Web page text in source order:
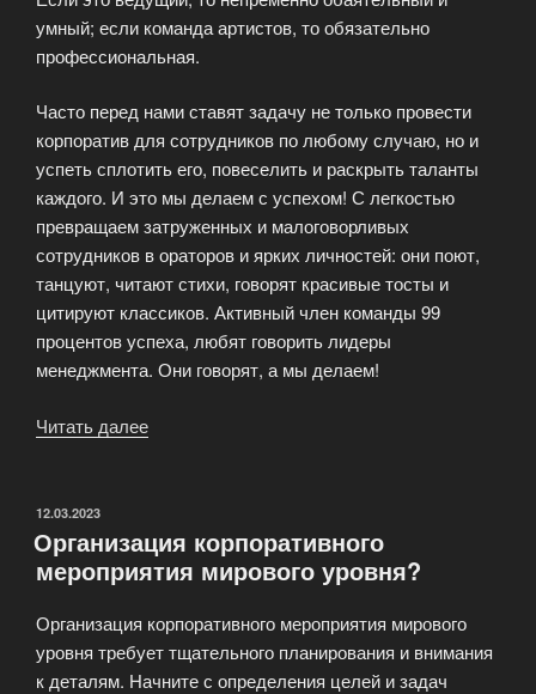
умный; если команда артистов, то обязательно
профессиональная.
Часто перед нами ставят задачу не только провести
корпоратив для сотрудников по любому случаю, но и
успеть сплотить его, повеселить и раскрыть таланты
каждого. И это мы делаем с успехом! С легкостью
превращаем затруженных и малоговорливых
сотрудников в ораторов и ярких личностей: они поют,
танцуют, читают стихи, говорят красивые тосты и
цитируют классиков. Активный член команды 99
процентов успеха, любят говорить лидеры
менеджмента. Они говорят, а мы делаем!
Читать далее
ОПУБЛИКОВАНО
12.03.2023
Организация корпоративного
мероприятия мирового уровня?
Организация корпоративного мероприятия мирового
уровня требует тщательного планирования и внимания
к деталям. Начните с определения целей и задач